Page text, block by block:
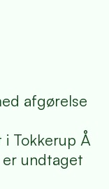
afgørelse
Tokkerup Å
undtaget